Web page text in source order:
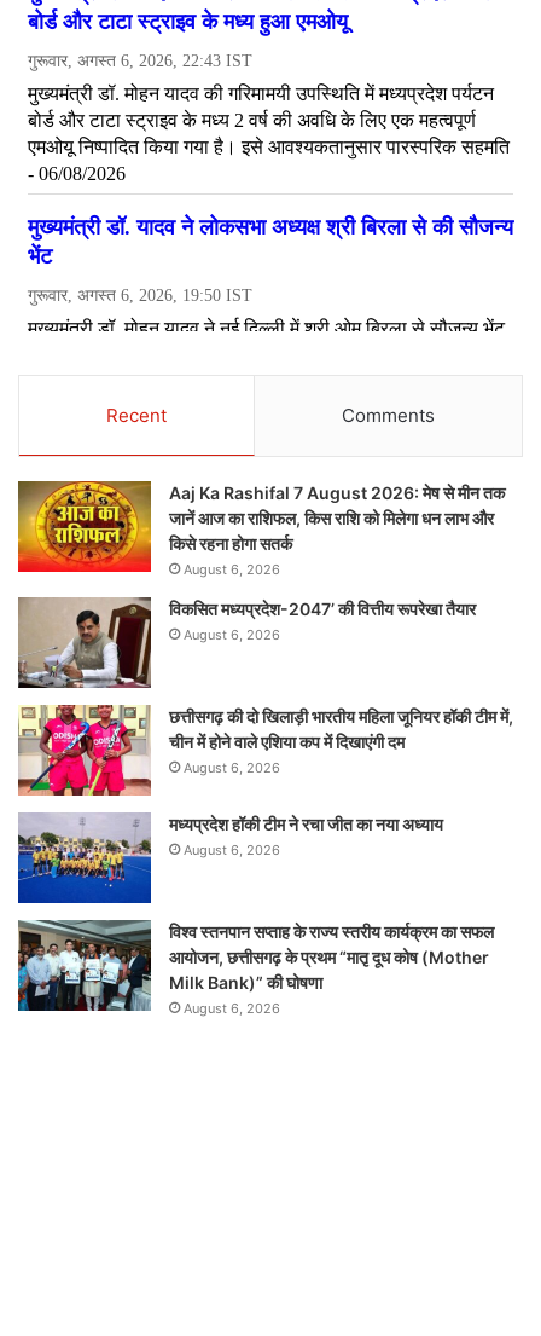
Recent Comments
Aaj Ka Rashifal 7 August 2026: मेष से मीन तक
जानें आज का राशिफल, किस राशि को मिलेगा धन लाभ और
किसे रहना होगा सतर्क
August 6, 2026
विकसित मध्यप्रदेश-2047’ की वित्तीय रूपरेखा तैयार
August 6, 2026
छत्तीसगढ़ की दो खिलाड़ी भारतीय महिला जूनियर हॉकी टीम में,
चीन में होने वाले एशिया कप में दिखाएंगी दम
August 6, 2026
मध्यप्रदेश हॉकी टीम ने रचा जीत का नया अध्याय
August 6, 2026
विश्व स्तनपान सप्ताह के राज्य स्तरीय कार्यक्रम का सफल
आयोजन, छत्तीसगढ़ के प्रथम “मातृ दूध कोष (Mother
Milk Bank)” की घोषणा
August 6, 2026